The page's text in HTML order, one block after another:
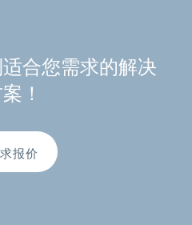
合您需求的解决
！
报价